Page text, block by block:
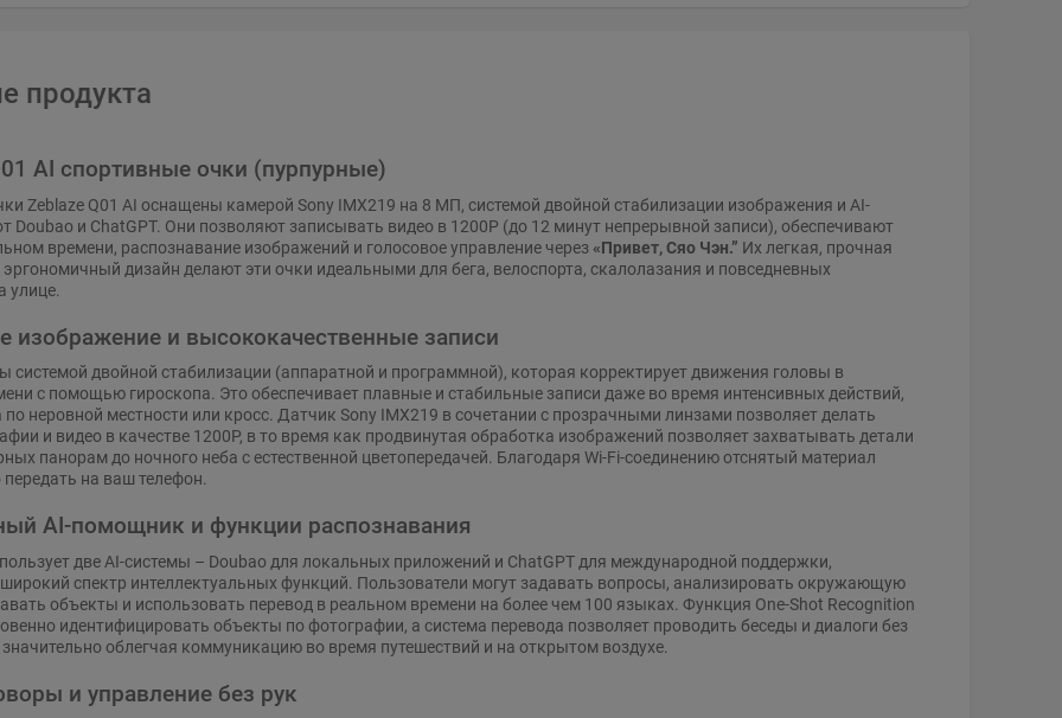
продукта
AI спортивные очки (пурпурные)
Zeblaze Q01 AI оснащены камерой Sony IMX219 на 8 МП, системой двойной стабилизации изображения и AI-
Doubao и ChatGPT. Они позволяют записывать видео в 1200P (до 12 минут непрерывной записи), обеспечивают
времени, распознавание изображений и голосовое управление через«Привет, Сяо Чэн.” Их легкая, прочная
эргономичный дизайн делают эти очки идеальными для бега, велоспорта, скалолазания и повседневных
улице.
изображение и высококачественные записи
системой двойной стабилизации (аппаратной и программной), которая корректирует движения головы в
с помощью гироскопа. Это обеспечивает плавные и стабильные записи даже во время интенсивных действий,
по неровной местности или кросс. Датчик Sony IMX219 в сочетании с прозрачными линзами позволяет делать
и видео в качестве 1200P, в то время как продвинутая обработка изображений позволяет захватывать детали
панорам до ночного неба с естественной цветопередачей. Благодаря Wi-Fi-соединению отснятый материал
на ваш телефон.
AI-помощник и функции распознавания
две AI-системы – Doubao для локальных приложений и ChatGPT для международной поддержки,
спектр интеллектуальных функций. Пользователи могут задавать вопросы, анализировать окружающую
объекты и использовать перевод в реальном времени на более чем 100 языках. Функция One-Shot Recognition
идентифицировать объекты по фотографии, а система перевода позволяет проводить беседы и диалоги без
облегчая коммуникацию во время путешествий и на открытом воздухе.
и управление без рук